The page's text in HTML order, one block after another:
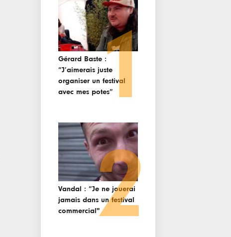
Gérard Baste :
“J’aimerais juste
organiser un festival
avec mes potes”1
Vandal : “Je ne jouerai
jamais dans un festival
commercial"2